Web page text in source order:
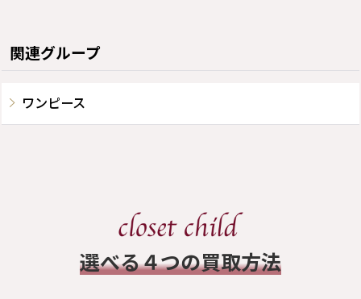
関連グループ
ワンピース
​選べる４つの買取方法